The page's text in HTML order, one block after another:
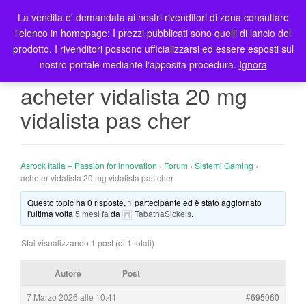
T
o
g
l
a
i
acheter vidalista 20 mg
vidalista pas cher
Asrock Italia – Passion for innovation › Forum › Sistemi Gaming ›
acheter vidalista 20 mg vidalista pas cher
Questo topic ha 0 risposte, 1 partecipante ed è stato aggiornato
l'ultima volta5 mesi fa da TabathaSickels.
Stai visualizzando 1 post (di 1 totali)
Autore Post
7 Marzo 2026 alle 10:41 #695060
La vendita e' demandata ai nostri rivenditori di zona consultare
l'elenco in homepage; I prezzi pubblicati sono quelli di lancio del
prodotto. I rivenditori possono ufficializzarsi ed essere esposti sul
nostro portale mediante l'apposita procedura. Ignora